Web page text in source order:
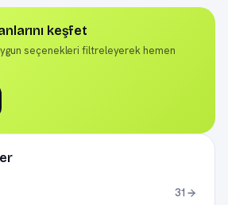
keşfet
seçenekleri filtreleyerek hemen
31